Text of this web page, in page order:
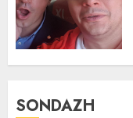
SONDAZH